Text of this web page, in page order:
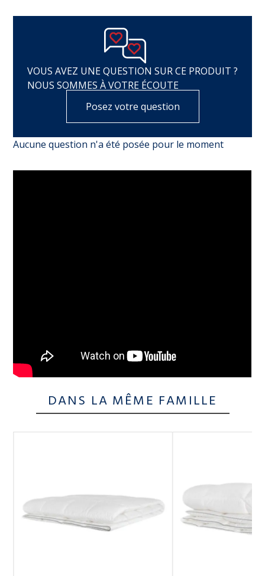
VOUS AVEZ UNE QUESTION SUR CE PRODUIT ?
NOUS SOMMES À VOTRE ÉCOUTE
Posez votre question
Aucune question n'a été posée pour le moment
DANS LA MÊME FAMILLE